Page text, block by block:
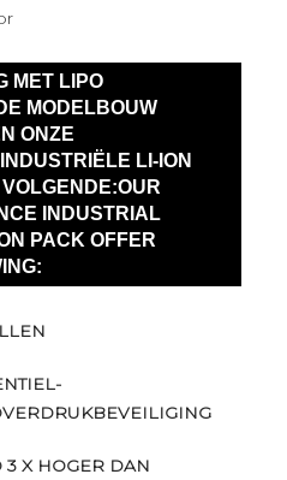
MET LIPO
MODELBOUW
ONZE
LI-ION
INDUSTRIAL
PACK OFFER
3 X HOGER DAN